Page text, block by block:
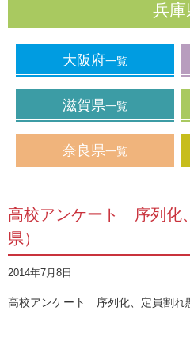
兵庫
大阪府一覧
滋賀県一覧
奈良県一覧
高校アンケート 序列化
県）
2014年7月8日
高校アンケート 序列化、定員割れ